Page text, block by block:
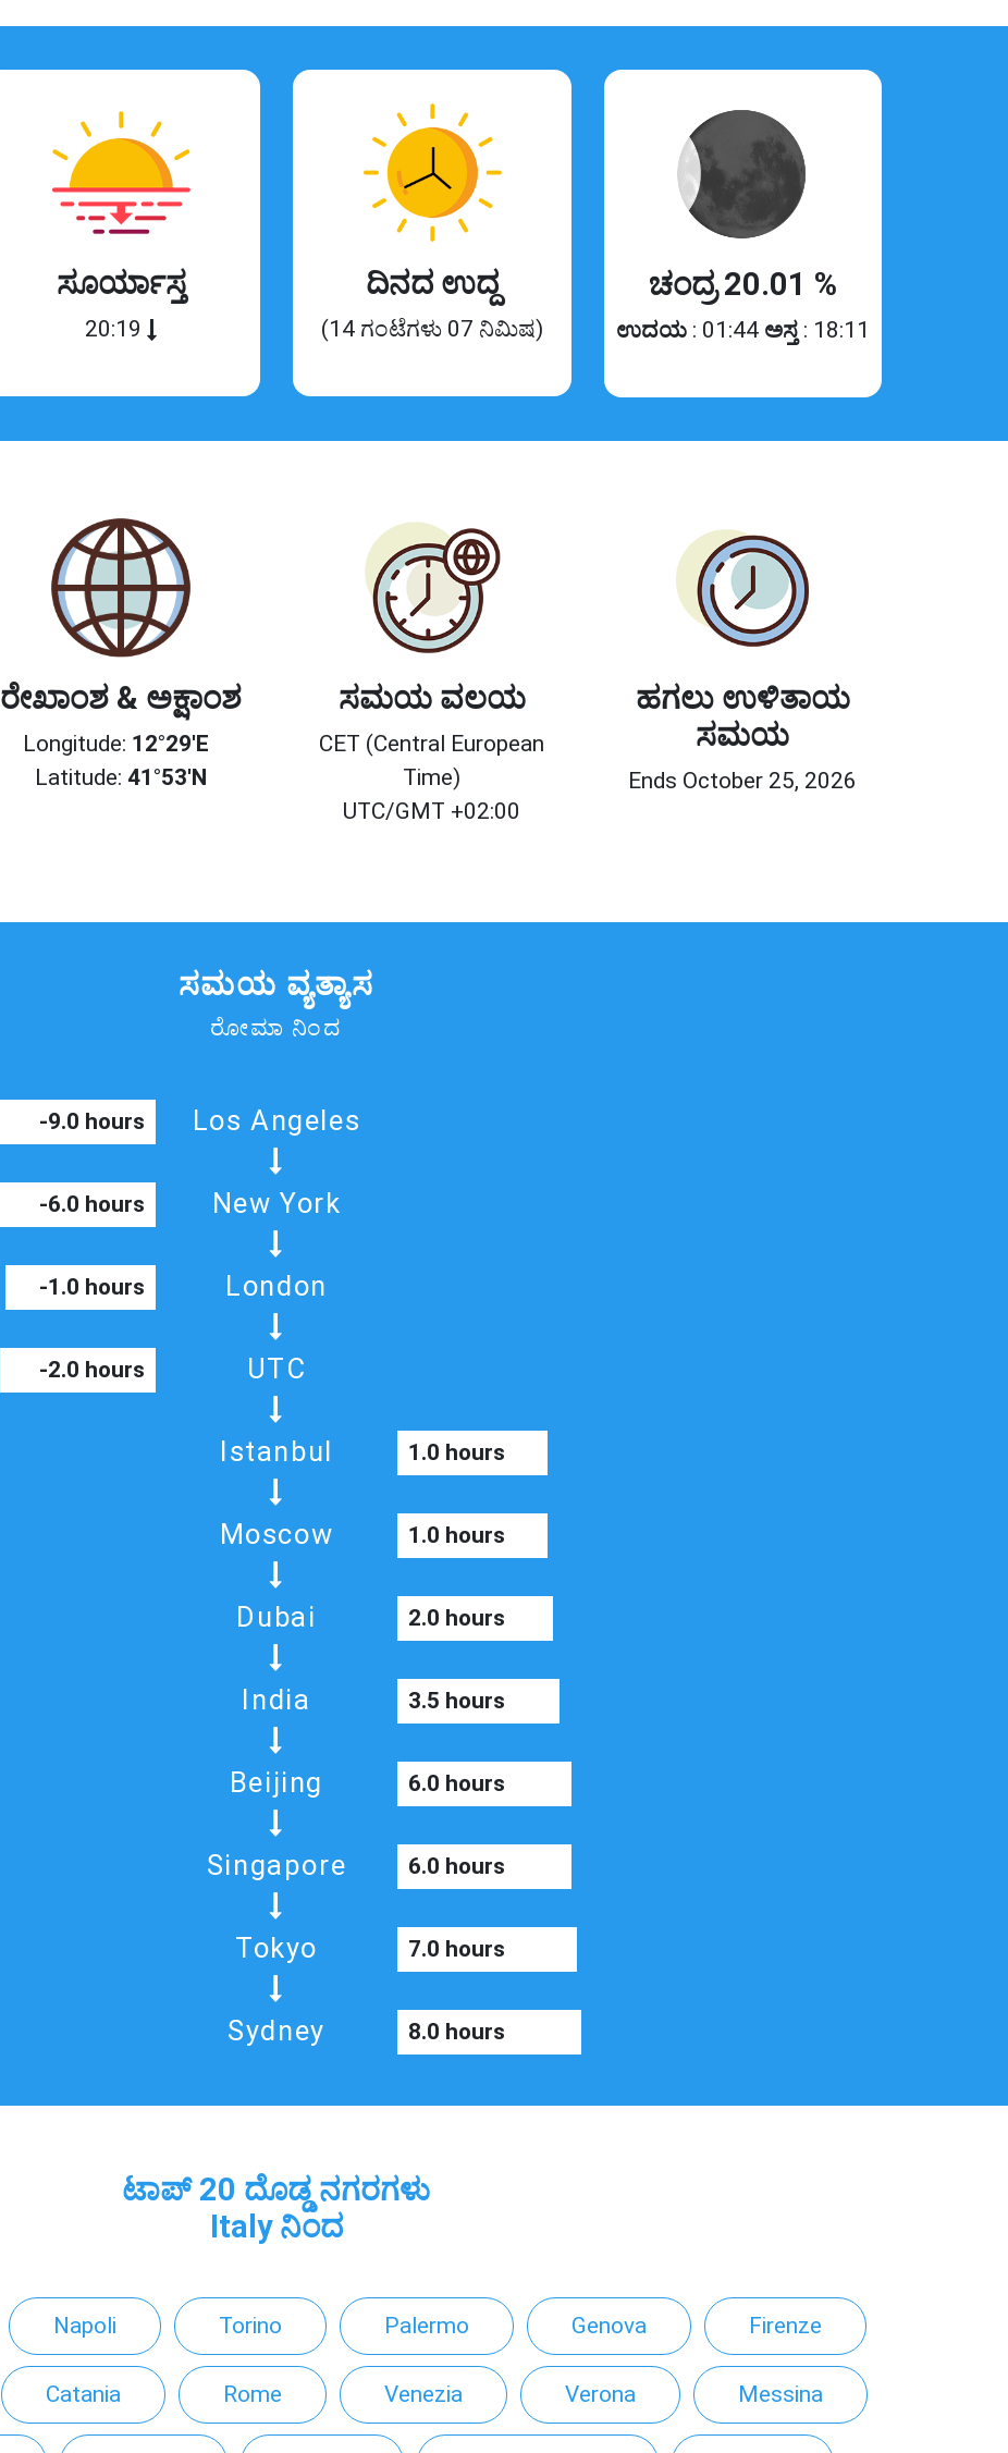
ಸೂರ್ಯಾಸ್ತ
20:19
ದಿನದ ಉದ್ದ
(14 ಗಂಟೆಗಳು 07 ನಿಮಿಷ)
ಚಂದ್ರ 20.01 %
ಉದಯ : 01:44 ಅಸ್ತ : 18:11
ರೇಖಾಂಶ & ಅಕ್ಷಾಂಶ
Longitude: 12°29'E
Latitude:41°53'N
ಸಮಯ ವಲಯ
CET (Central European
Time)
UTC/GMT +02:00
ಹಗಲು ಉಳಿತಾಯ
ಸಮಯ
Ends October 25, 2026
ಸಮಯ ವ್ಯತ್ಯಾಸ
ರೋಮಾ ನಿಂದ
Los Angeles
-9.0 hours
New York
-6.0 hours
London
-1.0 hours
UTC
-2.0 hours
Istanbul 1.0 hours
Moscow 1.0 hours
Dubai 2.0 hours
India 3.5 hours
Beijing 6.0 hours
Singapore 6.0 hours
Tokyo 7.0 hours
Sydney 8.0 hours
ಟಾಪ್ 20 ದೊಡ್ಡ ನಗರಗಳು
Italy ನಿಂದ
Napoli Torino Palermo Genova Firenze
Catania Rome Venezia Verona Messina